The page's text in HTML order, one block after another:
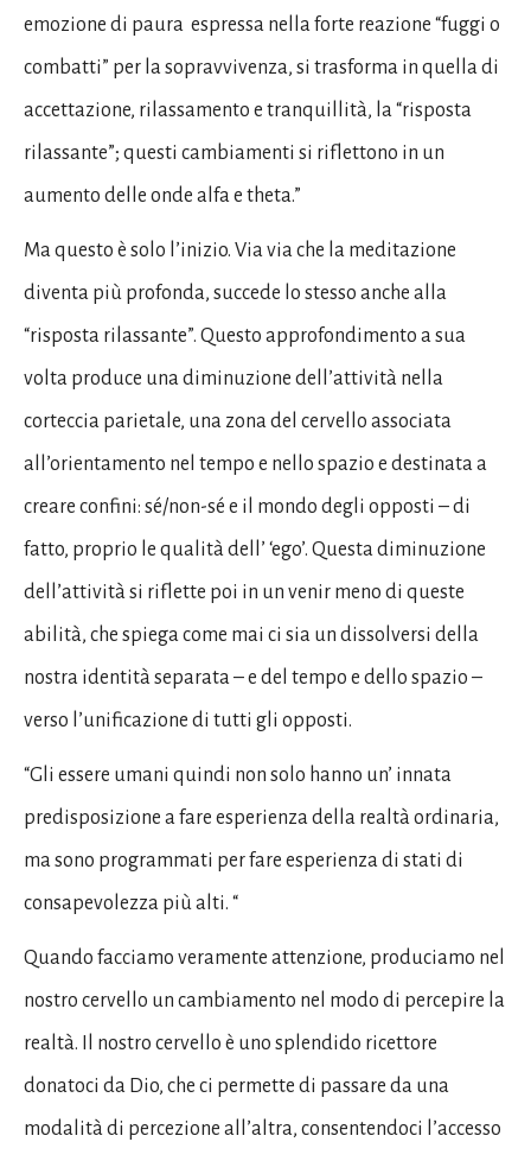
emozione di paura espressa nella forte reazione “fuggi o
combatti” per la sopravvivenza, si trasforma in quella di
accettazione, rilassamento e tranquillità, la “risposta
rilassante”; questi cambiamenti si riflettono in un
aumento delle onde alfa e theta.”
Ma questo è solo l’inizio. Via via che la meditazione
diventa più profonda, succede lo stesso anche alla
“risposta rilassante”. Questo approfondimento a sua
volta produce una diminuzione dell’attività nella
corteccia parietale, una zona del cervello associata
all’orientamento nel tempo e nello spazio e destinata a
creare confini: sé/non-sé e il mondo degli opposti – di
fatto, proprio le qualità dell’ ‘ego’. Questa diminuzione
dell’attività si riflette poi in un venir meno di queste
abilità, che spiega come mai ci sia un dissolversi della
nostra identità separata – e del tempo e dello spazio –
verso l’unificazione di tutti gli opposti.
“Gli essere umani quindi non solo hanno un’ innata
predisposizione a fare esperienza della realtà ordinaria,
ma sono programmati per fare esperienza di stati di
consapevolezza più alti. “
Quando facciamo veramente attenzione, produciamo nel
nostro cervello un cambiamento nel modo di percepire la
realtà. Il nostro cervello è uno splendido ricettore
donatoci da Dio, che ci permette di passare da una
modalità di percezione all’altra, consentendoci l’accesso